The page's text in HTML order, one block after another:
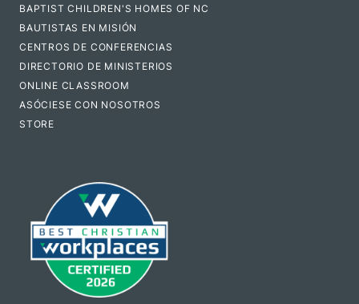
BAPTIST CHILDREN'S HOMES OF NC
BAUTISTAS EN MISIÓN
CENTROS DE CONFERENCIAS
DIRECTORIO DE MINISTERIOS
ONLINE CLASSROOM
ASÓCIESE CON NOSOTROS
STORE